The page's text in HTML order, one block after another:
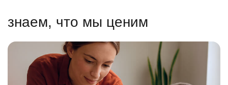
знаем, что мы ценим